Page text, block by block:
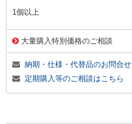
1個以上
大量購入特別価格のご相談
納期・仕様・代替品のお問合せ
定期購入等のご相談はこちら